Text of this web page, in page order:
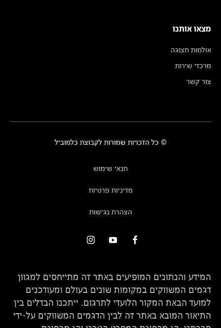
מצאו אותנו
אולמות תצוגה
מרכזי שירות
צור קשר
© כל הזכויות שמורות לקבוצת כלמוביל
תנאי שימוש
מדיניות פרטיות
הצהרת נגישות
המידע והנתונים המופיעים באתר זה מתייחסים למגוון
דגמים המשווקים במקומות שונים בעולם ומעודכנים
למועד הבאת המקור הלועדי לתרגום. ייתכנו הבדלים בין
התיאור המובא באתר זה לבין הדגמים המשווקים על-ידי